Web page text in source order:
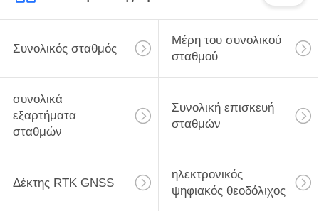
Οριζόντιος κύκλος και
Συνολικός σταθμός
Μέρη του συνολικού
σταθμού
συνολικά
εξαρτήματα
σταθμών
Συνολική επισκευή
σταθμών
Δέκτης RTK GNSS
ηλεκτρονικός
ψηφιακός θεοδόλιχος